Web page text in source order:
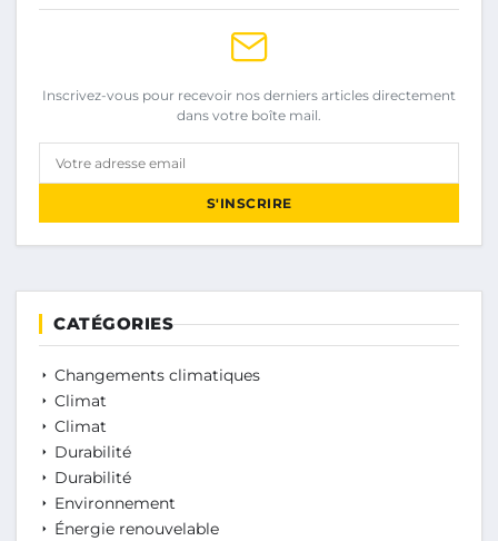
Inscrivez-vous pour recevoir nos derniers articles directement
dans votre boîte mail.
Votre adresse email
S'INSCRIRE
CATÉGORIES
Changements climatiques
Climat
Climat
Durabilité
Durabilité
Environnement
Énergie renouvelable